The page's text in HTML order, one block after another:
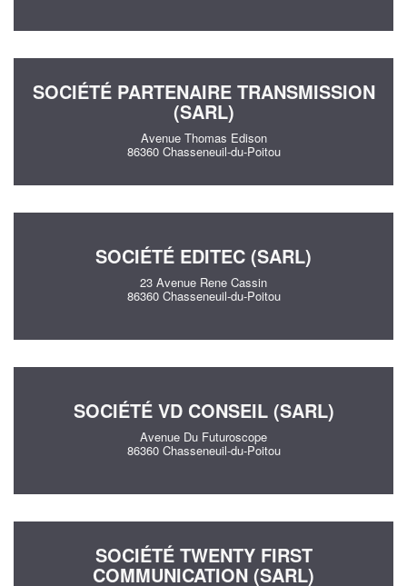
SOCIÉTÉ PARTENAIRE TRANSMISSION
(SARL)
Avenue Thomas Edison
86360 Chasseneuil-du-Poitou
SOCIÉTÉ EDITEC (SARL)
23 Avenue Rene Cassin
86360 Chasseneuil-du-Poitou
SOCIÉTÉ VD CONSEIL (SARL)
Avenue Du Futuroscope
86360 Chasseneuil-du-Poitou
SOCIÉTÉ TWENTY FIRST
COMMUNICATION (SARL)